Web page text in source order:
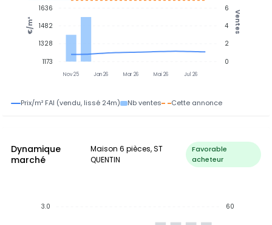
Nov 25 Jan 26 Mar 26 Mai 26 Jul 26
6
4
2
0
Ventes
1636
1482
1328
1173
€/m²
Prix/m² FAI (vendu, lissé 24m) Nb ventes Cette annonce
Dynamique
marché
Maison 6 pièces, ST
QUENTIN
Favorable
acheteur
60
3.0